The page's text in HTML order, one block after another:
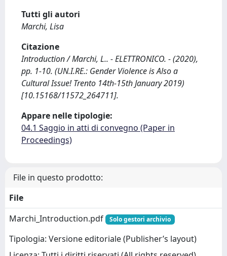
Tutti gli autori
Marchi, Lisa
Citazione
Introduction / Marchi, L.. - ELETTRONICO. - (2020),
pp. 1-10. (UN.I.RE.: Gender Violence is Also a
Cultural Issue! Trento 14th-15th January 2019)
[10.15168/11572_264711].
Appare nelle tipologie:
04.1 Saggio in atti di convegno (Paper in
Proceedings)
File in questo prodotto:
File
Marchi_Introduction.pdf
Solo gestori archivio
Tipologia: Versione editoriale (Publisher’s layout)